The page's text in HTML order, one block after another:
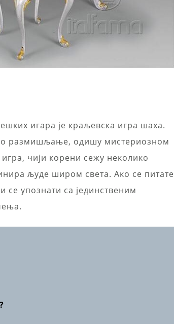
игара је краљевска игра шаха.
размишљање, одишу мистериозном
чији корени сежу неколико
људе широм света. Ако се питате
се упознати са јединственим